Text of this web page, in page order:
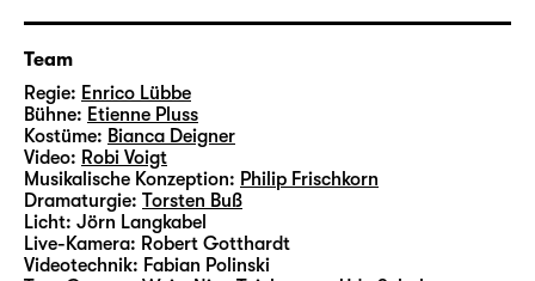
Team
Regie: Enrico Lübbe
Bühne: Etienne Pluss
Kostüme: Bianca Deigner
Video: Robi Voigt
Musikalische Konzeption: Philip Frischkorn
Dramaturgie: Torsten Buß
Licht: Jörn Langkabel
Live-Kamera: Robert Gotthardt
Videotechnik: Fabian Polinski